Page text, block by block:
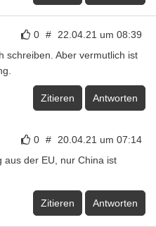
0 # 22.04.21 um 08:39
schreiben. Aber vermutlich ist
Zitieren Antworten
0 # 20.04.21 um 07:14
aus der EU, nur China ist
Zitieren Antworten